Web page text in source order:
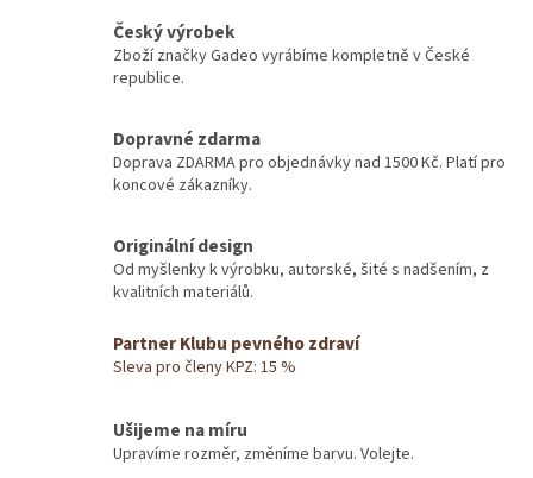
Český výrobek
Zboží značky Gadeo vyrábíme kompletně v České
republice.
Dopravné zdarma
Doprava ZDARMA pro objednávky nad 1500 Kč. Platí pro
koncové zákazníky.
Originální design
Od myšlenky k výrobku, autorské, šité s nadšením, z
kvalitních materiálů.
Partner Klubu pevného zdraví
Sleva pro členy KPZ: 15 %
Ušijeme na míru
Upravíme rozměr, změníme barvu. Volejte.